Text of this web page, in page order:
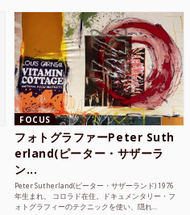
FOCUS
フォトグラファーPeter Suth
erland(ピーター・サザーラ
ン...
Peter Sutherland(ピーター・サザーランド) 1976
年生まれ。 コロラド在住。ドキュメンタリー・フ
ォトグラフィーのテクニックを使い、隠れ...